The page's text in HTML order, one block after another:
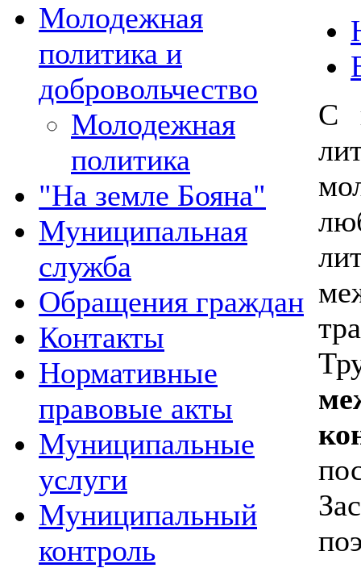
Молодежная
политика и
добровольчество
Молодежная
политика
"На земле Бояна"
Муниципальная
служба
Обращения граждан
Контакты
Нормативные
правовые акты
Муниципальные
услуги
Муниципальный
контроль
С